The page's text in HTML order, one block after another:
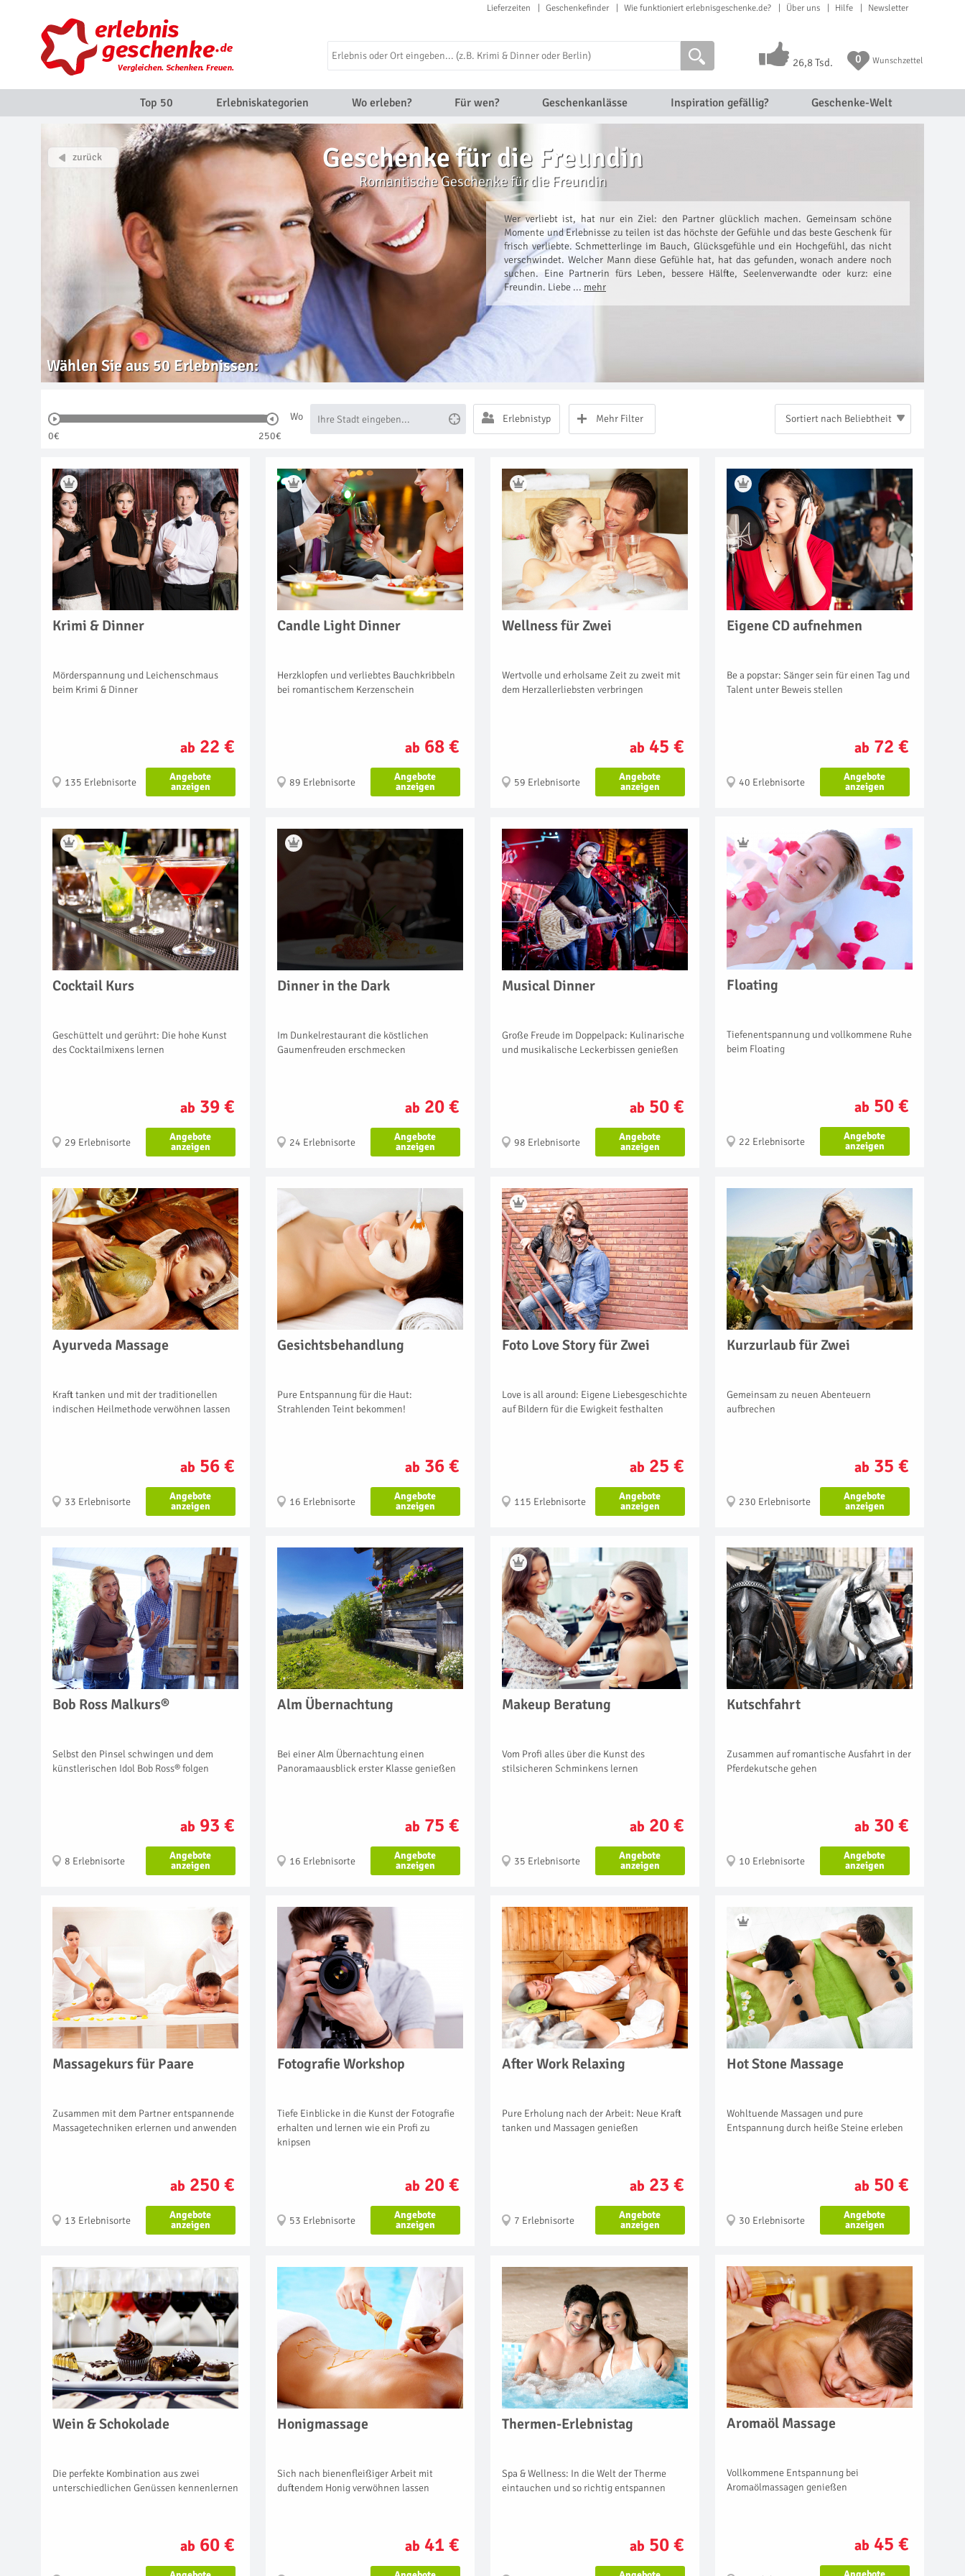
Lieferzeiten Geschenkefinder Wie funktioniert erlebnisgeschenke.de? Über uns Hilfe Newsletter
26,8 Tsd. 0 Wunschzettel
Top 50 Erlebniskategorien Wo erleben? Für wen? Geschenkanlässe Inspiration gefällig? Geschenke-Welt
Geschenke für die Freundin
Romantische Geschenke für die Freundin
Wer verliebt ist, hat nur ein Ziel: den Partner glücklich machen. Gemeinsam schöne
Momente und Erlebnisse zu teilen ist das höchste der Gefühle und das beste Geschenk für
frisch verliebte. Schmetterlinge im Bauch, Glücksgefühle und ein Hochgefühl, das nicht
verschwindet. Welcher Mann diese Gefühle hat, hat das gefunden, wonach andere noch
suchen. Eine Partnerin fürs Leben, bessere Hälfte, Seelenverwandte oder kurz: eine
Freundin. Liebe ...
Wählen Sie aus50 Erlebnissen:
0€ 250€
Wo Erlebnistyp Mehr Filter Sortiert nach Beliebtheit
Krimi & Dinner
Mörderspannung und Leichenschmaus
beim Krimi & Dinner
ab 22 €
135 Erlebnisorte
Angebote
anzeigen
Candle Light Dinner
Herzklopfen und verliebtes Bauchkribbeln
bei romantischem Kerzenschein
ab 68 €
89 Erlebnisorte
Angebote
anzeigen
Wellness für Zwei
Wertvolle und erholsame Zeit zu zweit mit
dem Herzallerliebsten verbringen
ab 45 €
59 Erlebnisorte
Angebote
anzeigen
Eigene CD aufnehmen
Be a popstar: Sänger sein für einen Tag und
Talent unter Beweis stellen
ab 72 €
40 Erlebnisorte
Angebote
anzeigen
Cocktail Kurs
Geschüttelt und gerührt: Die hohe Kunst
des Cocktailmixens lernen
ab 39 €
29 Erlebnisorte
Angebote
anzeigen
Dinner in the Dark
Im Dunkelrestaurant die köstlichen
Gaumenfreuden erschmecken
ab 20 €
24 Erlebnisorte
Angebote
anzeigen
Musical Dinner
Große Freude im Doppelpack: Kulinarische
und musikalische Leckerbissen genießen
ab 50 €
98 Erlebnisorte
Angebote
anzeigen
Floating
Tiefenentspannung und vollkommene Ruhe
beim Floating
ab 50 €
22 Erlebnisorte
Angebote
anzeigen
Ayurveda Massage
Kraft tanken und mit der traditionellen
indischen Heilmethode verwöhnen lassen
ab 56 €
33 Erlebnisorte
Angebote
anzeigen
Gesichtsbehandlung
Pure Entspannung für die Haut:
Strahlenden Teint bekommen!
ab 36 €
16 Erlebnisorte
Angebote
anzeigen
Foto Love Story für Zwei
Love is all around: Eigene Liebesgeschichte
auf Bildern für die Ewigkeit festhalten
ab 25 €
115 Erlebnisorte
Angebote
anzeigen
Kurzurlaub für Zwei
Gemeinsam zu neuen Abenteuern
aufbrechen
ab 35 €
230 Erlebnisorte
Angebote
anzeigen
Bob Ross Malkurs®
Selbst den Pinsel schwingen und dem
künstlerischen Idol Bob Ross® folgen
ab 93 €
8 Erlebnisorte
Angebote
anzeigen
Alm Übernachtung
Bei einer Alm Übernachtung einen
Panoramaausblick erster Klasse genießen
ab 75 €
16 Erlebnisorte
Angebote
anzeigen
Makeup Beratung
Vom Profi alles über die Kunst des
stilsicheren Schminkens lernen
ab 20 €
35 Erlebnisorte
Angebote
anzeigen
Kutschfahrt
Zusammen auf romantische Ausfahrt in der
Pferdekutsche gehen
ab 30 €
10 Erlebnisorte
Angebote
anzeigen
Massagekurs für Paare
Zusammen mit dem Partner entspannende
Massagetechniken erlernen und anwenden
ab 250 €
13 Erlebnisorte
Angebote
anzeigen
Fotografie Workshop
Tiefe Einblicke in die Kunst der Fotografie
erhalten und lernen wie ein Profi zu
knipsen
ab 20 €
53 Erlebnisorte
Angebote
anzeigen
After Work Relaxing
Pure Erholung nach der Arbeit: Neue Kraft
tanken und Massagen genießen
ab 23 €
7 Erlebnisorte
Angebote
anzeigen
Hot Stone Massage
Wohltuende Massagen und pure
Entspannung durch heiße Steine erleben
ab 50 €
30 Erlebnisorte
Angebote
anzeigen
Wein & Schokolade
Die perfekte Kombination aus zwei
unterschiedlichen Genüssen kennenlernen
ab 60 €
Honigmassage
Sich nach bienenfleißiger Arbeit mit
duftendem Honig verwöhnen lassen
ab 41 €
Thermen-Erlebnistag
Spa & Wellness: In die Welt der Therme
eintauchen und so richtig entspannen
ab 50 €
Aromaöl Massage
Vollkommene Entspannung bei
Aromaölmassagen genießen
ab 45 €